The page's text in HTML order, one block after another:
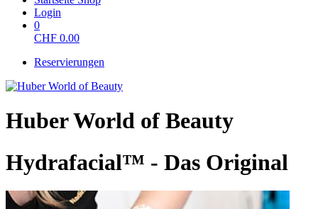
Login
0
CHF 0.00
Reservierungen
Huber World of Beauty
Hydrafacial™ - Das Original